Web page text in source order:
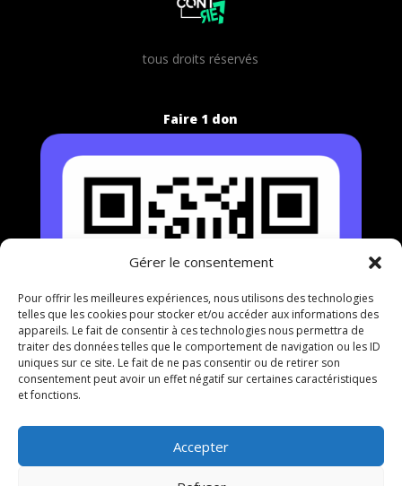
Gérer le consentement
Pour offrir les meilleures expériences, nous utilisons des technologies
telles que les cookies pour stocker et/ou accéder aux informations des
appareils. Le fait de consentir à ces technologies nous permettra de
traiter des données telles que le comportement de navigation ou les ID
uniques sur ce site. Le fait de ne pas consentir ou de retirer son
consentement peut avoir un effet négatif sur certaines caractéristiques
et fonctions.
Accepter
tous droits réservés
Faire 1 don